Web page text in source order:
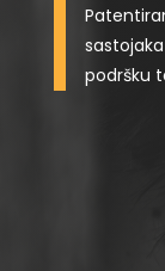
podršku